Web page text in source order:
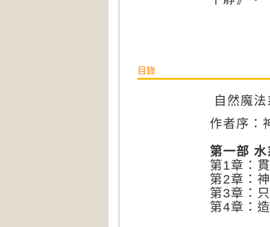
目錄
自然魔
作者序：
第一部
第1章：
第2章：
第3章：
第4章：